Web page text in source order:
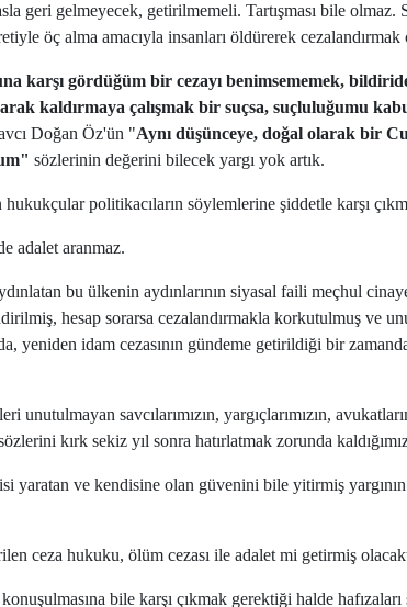
geri gelmeyecek, getirilmemeli. Tartışması bile olmaz.
öç alma amacıyla insanları öldürerek cezalandırmak
karşı gördüğüm bir cezayı benimsememek,
kaldırmaya çalışmak bir suçsa, suçluluğumu
Doğan Öz'ün "Aynı düşünceye, doğal olarak bir
sözlerinin değerini bilecek yargı yok artık.
politikacıların söylemlerine şiddetle karşı
adalet aranmaz.
bu ülkenin aydınlarının siyasal faili meçhul
hesap sorarsa cezalandırmakla korkutulmuş ve
yeniden idam cezasının gündeme getirildiği bir
unutulmayan savcılarımızın, yargıçlarımızın,
kırk sekiz yıl sonra hatırlatmak zorunda
yaratan ve kendisine olan güvenini bile yitirmiş
ceza hukuku, ölüm cezası ile adalet mi getirmiş
bile karşı çıkmak gerektiği halde